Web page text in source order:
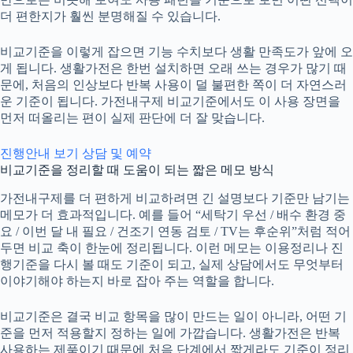
더 편한지가 훨씬 분명해질 수 있습니다.
비교기준을 이렇게 잡으면 기능 수치보다 생활 만족도가 앞에 오
게 됩니다. 생활가전은 한번 설치하면 오래 쓰는 경우가 많기 때
문에, 처음의 인상보다 반복 사용이 덜 불편한 쪽이 더 자연스러
운 기준이 됩니다. 가전내구제 비교기준에서도 이 사용 장면을
먼저 떠올리는 편이 실제 판단에 더 잘 맞습니다.
진행안내 보기
상담 및 예약
비교기준을 정리할 때 도움이 되는 짧은 메모 방식
가전내구제 를 더 편하게 비교하려면 긴 설명보다 기준만 남기는
메모가 더 효과적입니다. 예를 들어 “세탁기 우선 / 배수 환경 중
요 / 이번 달 내 필요 / 건조기 연동 검토 / TV는 후순위”처럼 적어
두면 비교 축이 한눈에 정리됩니다. 이런 메모는 이용정리나 진
행기준을 다시 볼 때도 기준이 되고, 실제 상담에서도 무엇부터
이야기해야 하는지 바로 잡아 주는 역할을 합니다.
비교기준은 결국 비교 항목을 많이 만드는 일이 아니라, 어떤 기
준을 먼저 적용할지 정하는 일에 가깝습니다. 생활가전은 반복
사용하는 제품이기 때문에 처음 단계에서 짧게라도 기준이 정리